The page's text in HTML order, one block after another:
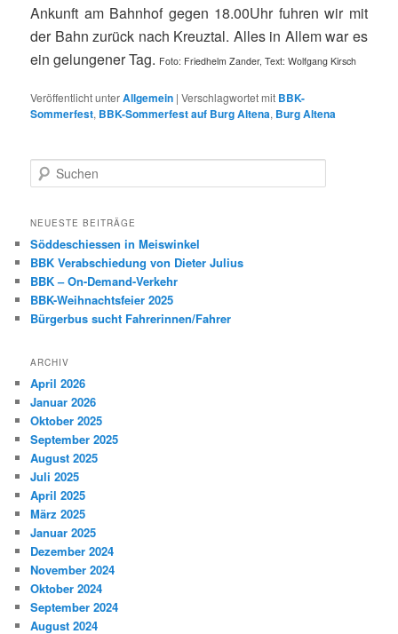
Ankunft am Bahnhof gegen 18.00Uhr fuhren wir mit
der Bahn zurück nach Kreuztal. Alles in Allem war es
ein gelungener Tag. Foto: Friedhelm Zander, Text: Wolfgang Kirsch
Veröffentlicht unterAllgemein |Verschlagwortet mit BBK-
Sommerfest, BBK-Sommerfest auf Burg Altena, Burg Altena
u
h
n
NEUESTE BEITRÄGE
Söddeschiessen in Meiswinkel
BBK Verabschiedung von Dieter Julius
BBK – On-Demand-Verkehr
BBK-Weihnachtsfeier 2025
Bürgerbus sucht Fahrerinnen/Fahrer
ARCHIV
April 2026
Januar 2026
Oktober 2025
September 2025
August 2025
Juli 2025
April 2025
März 2025
Januar 2025
Dezember 2024
November 2024
Oktober 2024
September 2024
August 2024